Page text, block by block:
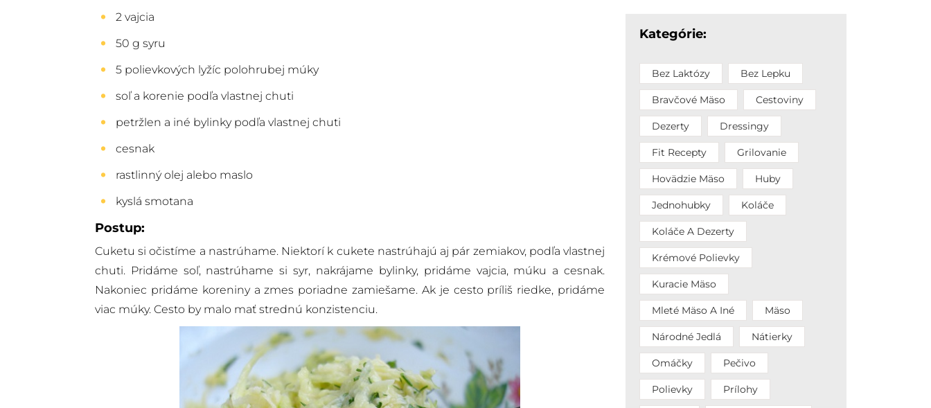
2 vajcia
50 g syru
5 polievkových lyžíc polohrubej múky
soľ a korenie podľa vlastnej chuti
petržlen a iné bylinky podľa vlastnej chuti
cesnak
rastlinný olej alebo maslo
kyslá smotana
Postup:
Cuketu si očistíme a nastrúhame. Niektorí k cukete nastrúhajú aj pár zemiakov, podľa vlastnej
chuti. Pridáme soľ, nastrúhame si syr, nakrájame bylinky, pridáme vajcia, múku a cesnak.
Nakoniec pridáme koreniny a zmes poriadne zamiešame. Ak je cesto príliš riedke, pridáme
viac múky. Cesto by malo mať strednú konzistenciu.
Kategórie:
Bez Laktózy Bez Lepku
Bravčové Mäso Cestoviny
Dezerty Dressingy
Fit Recepty Grilovanie
Hovädzie Mäso Huby
Jednohubky Koláče
Koláče A Dezerty
Krémové Polievky
Kuracie Mäso
Mleté Mäso A Iné Mäso
Národné Jedlá Nátierky
Omáčky Pečivo
Polievky Prílohy